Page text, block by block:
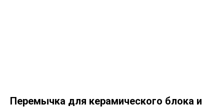
Перемычка для керамического блока и